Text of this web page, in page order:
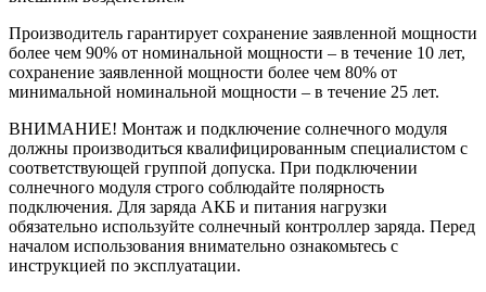
Производитель гарантирует сохранение заявленной мощности
более чем 90% от номинальной мощности – в течение 10 лет,
сохранение заявленной мощности более чем 80% от
минимальной номинальной мощности – в течение 25 лет.
ВНИМАНИЕ! Монтаж и подключение солнечного модуля
должны производиться квалифицированным специалистом с
соответствующей группой допуска. При подключении
солнечного модуля строго соблюдайте полярность
подключения. Для заряда АКБ и питания нагрузки
обязательно используйте солнечный контроллер заряда. Перед
началом использования внимательно ознакомьтесь с
инструкцией по эксплуатации.